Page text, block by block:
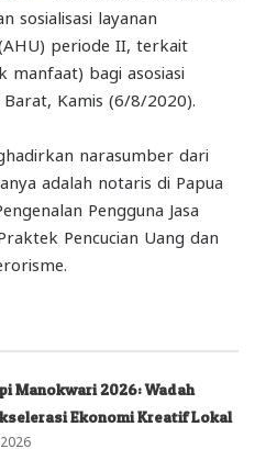
sosialisasi layanan
periode II, terkait
manfaat) bagi asosiasi
Kamis (6/8/2020).
narasumber dari
adalah notaris di Papua
Pengguna Jasa
Pencucian Uang dan
Manokwari 2026: Wadah
Ekonomi Kreatif Lokal